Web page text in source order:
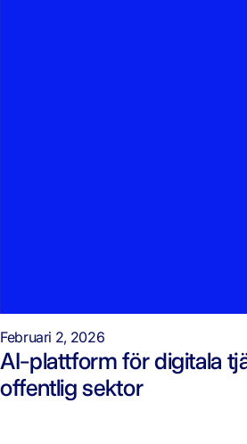
Februari 2, 2026
AI-plattform för digitala
offentlig sektor